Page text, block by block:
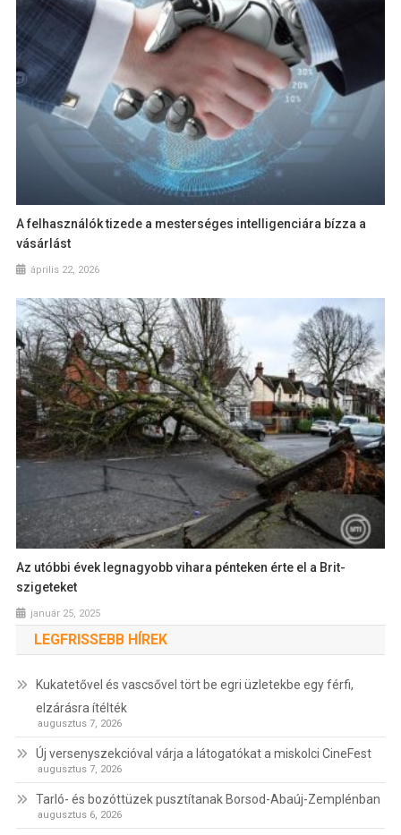
A felhasználók tizede a mesterséges intelligenciára bízza a
vásárlást
április 22, 2026
Az utóbbi évek legnagyobb vihara pénteken érte el a Brit-
szigeteket
január 25, 2025
LEGFRISSEBB HÍREK
Kukatetővel és vascsővel tört be egri üzletekbe egy férfi,
elzárásra ítélték
augusztus 7, 2026
Új versenyszekcióval várja a látogatókat a miskolci CineFest
augusztus 7, 2026
Tarló- és bozóttüzek pusztítanak Borsod-Abaúj-Zemplénban
augusztus 6, 2026